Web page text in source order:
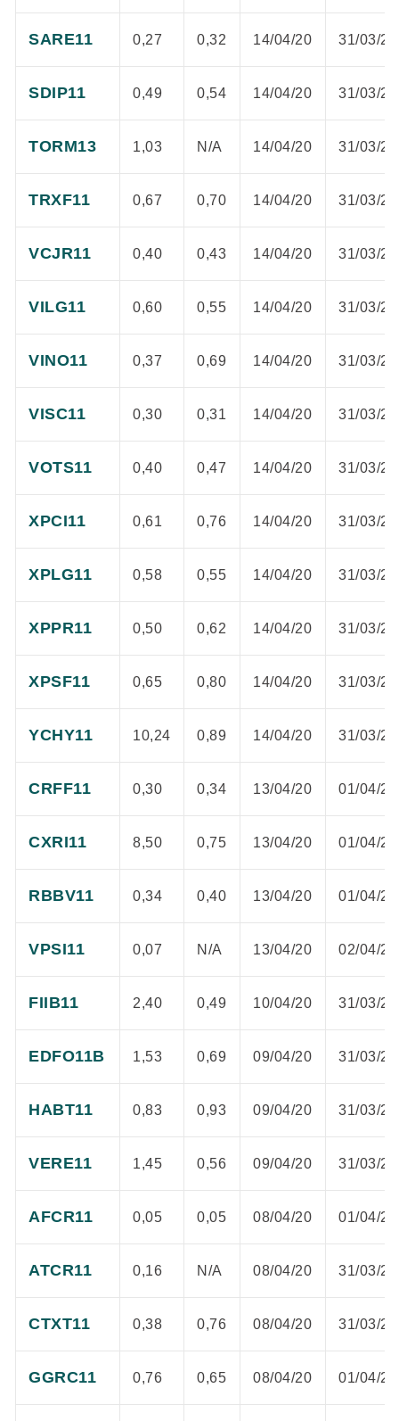
SARE11 0,27 0,32 14/04/20 31/03/20
SDIP11 0,49 0,54 14/04/20 31/03/20
TORM13 1,03 N/A 14/04/20 31/03/20
TRXF11 0,67 0,70 14/04/20 31/03/20
VCJR11 0,40 0,43 14/04/20 31/03/20
VILG11 0,60 0,55 14/04/20 31/03/20
VINO11 0,37 0,69 14/04/20 31/03/20
VISC11 0,30 0,31 14/04/20 31/03/20
VOTS11 0,40 0,47 14/04/20 31/03/20
XPCI11 0,61 0,76 14/04/20 31/03/20
XPLG11 0,58 0,55 14/04/20 31/03/20
XPPR11 0,50 0,62 14/04/20 31/03/20
XPSF11 0,65 0,80 14/04/20 31/03/20
YCHY11 10,24 0,89 14/04/20 31/03/20
CRFF11 0,30 0,34 13/04/20 01/04/20
CXRI11 8,50 0,75 13/04/20 01/04/20
RBBV11 0,34 0,40 13/04/20 01/04/20
VPSI11 0,07 N/A 13/04/20 02/04/20
FIIB11 2,40 0,49 10/04/20 31/03/20
EDFO11B 1,53 0,69 09/04/20 31/03/20
HABT11 0,83 0,93 09/04/20 31/03/20
VERE11 1,45 0,56 09/04/20 31/03/20
AFCR11 0,05 0,05 08/04/20 01/04/20
ATCR11 0,16 N/A 08/04/20 31/03/20
CTXT11 0,38 0,76 08/04/20 31/03/20
GGRC11 0,76 0,65 08/04/20 01/04/20